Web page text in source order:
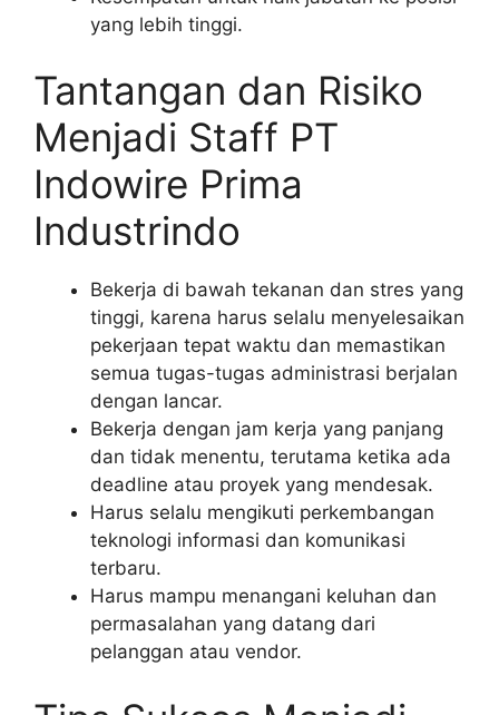
yang lebih tinggi.
Tantangan dan Risiko
Menjadi Staff PT
Indowire Prima
Industrindo
Bekerja di bawah tekanan dan stres yang
tinggi, karena harus selalu menyelesaikan
pekerjaan tepat waktu dan memastikan
semua tugas-tugas administrasi berjalan
dengan lancar.
Bekerja dengan jam kerja yang panjang
dan tidak menentu, terutama ketika ada
deadline atau proyek yang mendesak.
Harus selalu mengikuti perkembangan
teknologi informasi dan komunikasi
terbaru.
Harus mampu menangani keluhan dan
permasalahan yang datang dari
pelanggan atau vendor.